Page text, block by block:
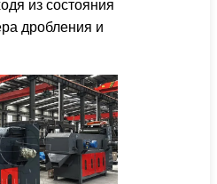
из состояния
дробления и